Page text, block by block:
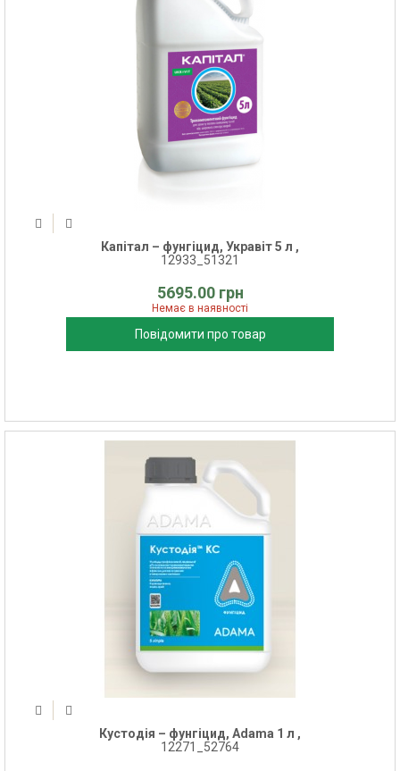
Капітал – фунгіцид, Укравіт 5 л ,
12933_51321
5695.00 грн
Немає в наявності
Повідомити про товар
Кустодія – фунгіцид, Adama 1 л ,
12271_52764